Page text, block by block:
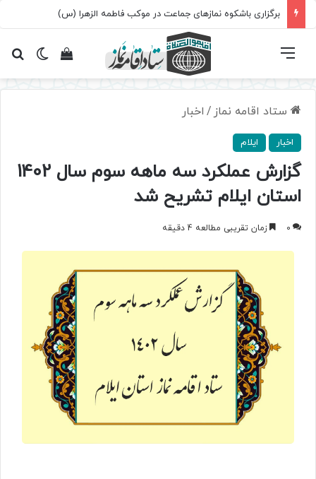
تغییرمشاهده فهرست
ستاد اقامه نماز / اخبار
اخبار ایلام
گزارش عملکرد سه ماهه سوم سال 1402
استان ایلام تشریح شد
0 زمان تقریبی مطالعه 4 دقیقه